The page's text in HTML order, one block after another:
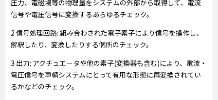
圧力、電磁場等の物理量をシステムの外部から取得して、電流
信号や電圧信号に変換するあらゆるチェック。
2 信号処理回路: 組み合わされた電子素子により信号を操作し、
解釈したり、変換したりする個所のチェック。
3 出力: アクチュエータや他の素子(変換器も含む)により、電流・
電圧信号を車輌システムにとって有用な形態に再変換されてい
るかなどのチェック。